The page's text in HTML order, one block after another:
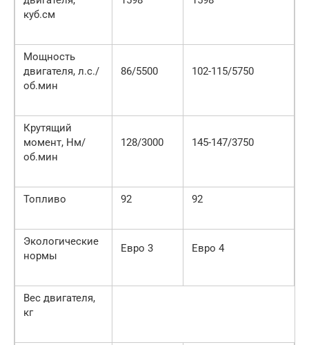
куб.см
Мощность
двигателя, л.с./
об.мин
86/5500 102-115/5750
Крутящий
момент, Нм/
об.мин
128/3000 145-147/3750
Топливо 92 92
Экологические
нормы
Евро 3 Евро 4
Вес двигателя,
кг